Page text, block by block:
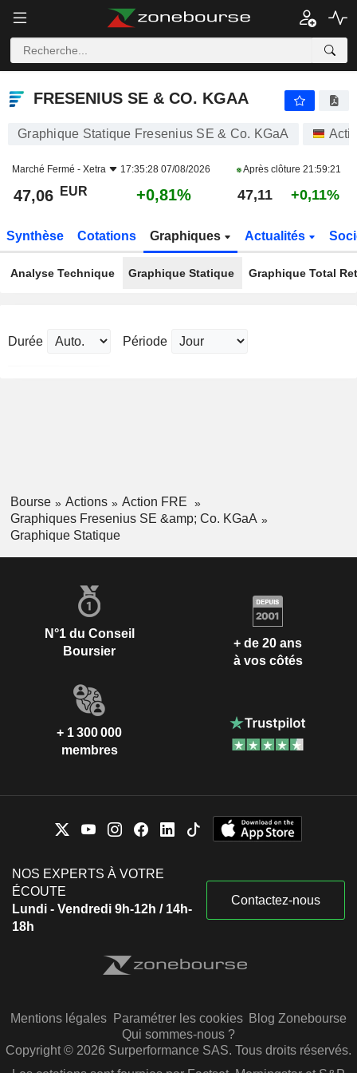
FRESENIUS SE & CO. KGAA
FRESENIUS SE & CO. KGAA
Graphique Statique Fresenius SE & Co. KGaA
Marché Fermé - Xetra 17:35:28 07/08/2026 Après clôture 21:59:21
47,06 EUR +0,81% 47,11 +0,11%
Synthèse Cotations Graphiques Actualités
Analyse Technique Graphique Statique Graphique Total
Durée Période
Bourse Actions
Action FRE
Graphiques Fresenius SE &amp; Co. KGaA
Graphique Statique
N°1 du Conseil
Boursier
+ de 20 ans
à vos côtés
+ 1 300 000
membres
NOS EXPERTS À VOTRE
ÉCOUTE
Lundi - Vendredi 9h-12h / 14h-
18h
Contactez-nous
Mentions légales Paramétrer les cookies Blog Zonebourse
Qui sommes-nous ?
Copyright © 2026 Surperformance SAS. Tous droits réservés.